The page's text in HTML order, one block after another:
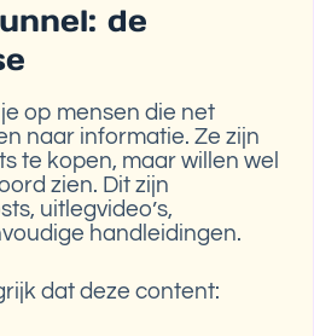
de
op mensen die net
naar informatie. Ze zijn
te kopen, maar willen wel
zien. Dit zijn
uitlegvideo’s,
handleidingen.
dat deze content: